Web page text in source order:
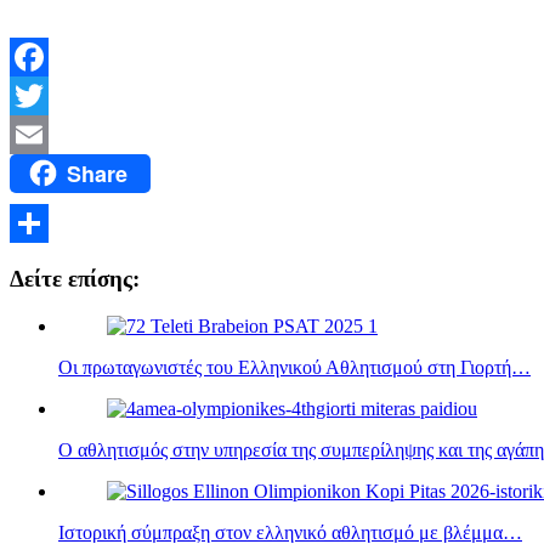
Facebook
Twitter
Email Share
Δείτε επίσης:
Οι πρωταγωνιστές του Ελληνικού Αθλητισμού στη Γιορτή…
Ο αθλητισμός στην υπηρεσία της συμπερίληψης και της
Ιστορική σύμπραξη στον ελληνικό αθλητισμό με βλέμμα…